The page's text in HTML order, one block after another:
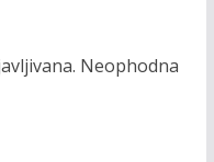
Neophodna